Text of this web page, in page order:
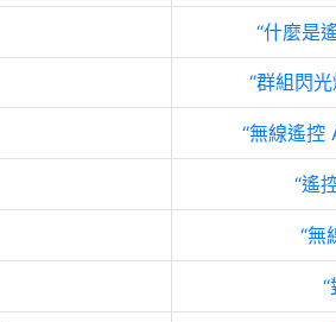
什麼是
群組閃
無線遙控
遙
無